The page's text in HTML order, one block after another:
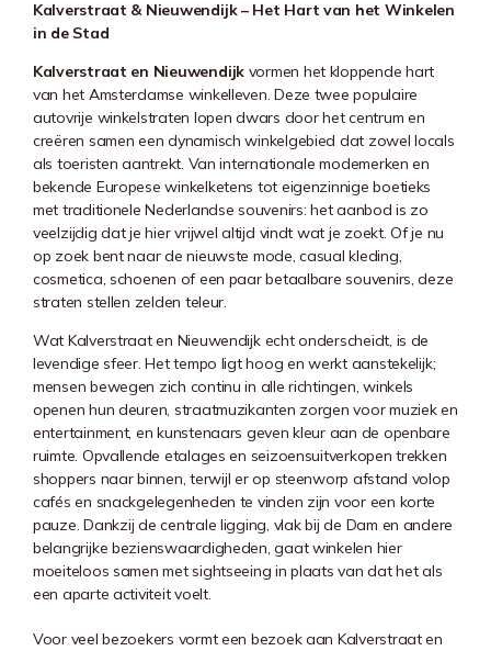
Kalverstraat & Nieuwendijk – Het Hart van het Winkelen
in de Stad
Kalverstraat en Nieuwendijkvormen het kloppende hart
van het Amsterdamse winkelleven. Deze twee populaire
autovrije winkelstraten lopen dwars door het centrum en
creëren samen een dynamisch winkelgebied dat zowel locals
als toeristen aantrekt. Van internationale modemerken en
bekende Europese winkelketens tot eigenzinnige boetieks
met traditionele Nederlandse souvenirs: het aanbod is zo
veelzijdig dat je hier vrijwel altijd vindt wat je zoekt. Of je nu
op zoek bent naar de nieuwste mode, casual kleding,
cosmetica, schoenen of een paar betaalbare souvenirs, deze
straten stellen zelden teleur.
Wat Kalverstraaten Nieuwendijkecht onderscheidt, is de
levendige sfeer. Het tempo ligt hoog en werkt aanstekelijk;
mensen bewegen zich continu in alle richtingen, winkels
openen hun deuren, straatmuzikanten zorgen voor muziek en
entertainment, en kunstenaars geven kleur aan de openbare
ruimte. Opvallende etalages en seizoensuitverkopen trekken
shoppers naar binnen, terwijl er op steenworp afstand volop
cafés en snackgelegenheden te vinden zijn voor een korte
pauze. Dankzij de centrale ligging, vlak bij de Dam en andere
belangrijke bezienswaardigheden, gaat winkelen hier
moeiteloos samen met sightseeing in plaats van dat het als
een aparte activiteit voelt.
Voor veel bezoekers vormt een bezoek aan Kalverstraat en